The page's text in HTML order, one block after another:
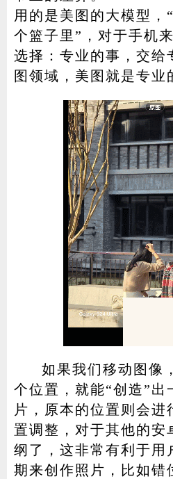
用的是美图的大模型，
个篮子里”，对于手机
选择：专业的事，交给
图领域，美图就是专业
如果我们移动图像
个位置，就能“创造”出
片，原本的位置则会进
置调整，对于其他的安
纲了，这非常有利于用
期来创作照片，比如错